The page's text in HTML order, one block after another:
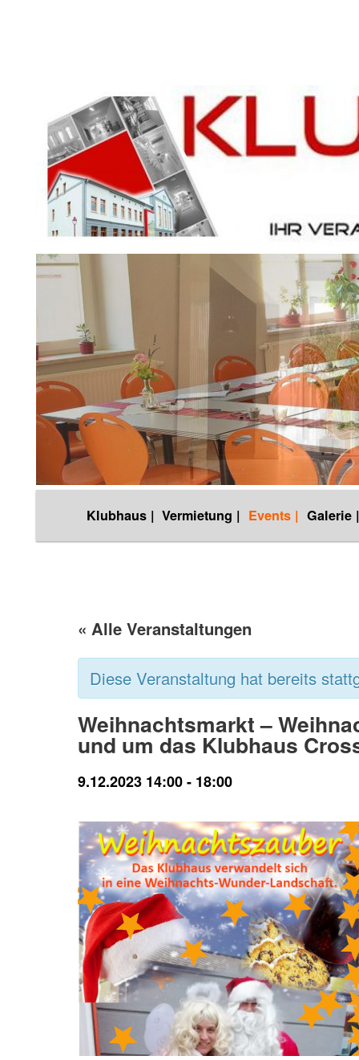
Zum
wechseln
Klubhaus | Vermietung | Events | Galerie |
« Alle Veranstaltungen
Diese Veranstaltung hat bereits
Weihnachtsmarkt –
und um das Klubhaus
9.12.2023 14:00- 18:00